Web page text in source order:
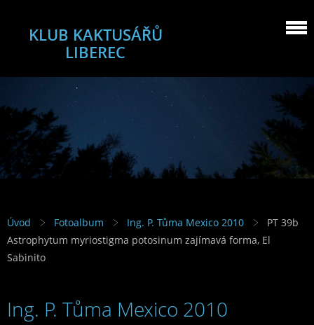
KLUB KAKTUSÁŘŮ
LIBEREC
Úvod Fotoalbum Ing. P. Tůma Mexico 2010
PT 39b
Astrophytum myriostigma potosinum zajímavá forma, El
Sabinito
Ing. P. Tůma Mexico 2010